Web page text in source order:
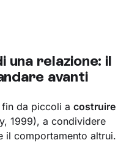
una relazione: il
avanti
fin da piccoli acostruire
1999), a condividere
il comportamento altrui.